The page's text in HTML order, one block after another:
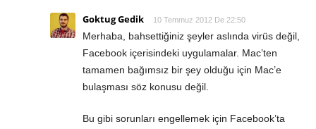
Goktug Gedik 10 Temmuz 2012 De 22:50
Merhaba, bahsettiğiniz şeyler aslında virüs değil,
Facebook içerisindeki uygulamalar. Mac’ten
tamamen bağımsız bir şey olduğu için Mac’e
bulaşması söz konusu değil.
Bu gibi sorunları engellemek için Facebook’ta